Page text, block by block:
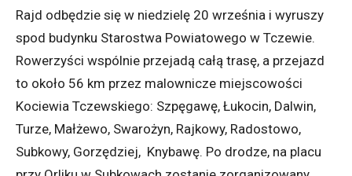
Rajd odbędzie się w niedzielę 20 września i wyruszy
spod budynku Starostwa Powiatowego w Tczewie.
Rowerzyści wspólnie przejadą całą trasę, a przejazd
to około 56 km przez malownicze miejscowości
Kociewia Tczewskiego: Szpęgawę, Łukocin, Dalwin,
Turze, Małżewo, Swarożyn, Rajkowy, Radostowo,
Subkowy, Gorzędziej, Knybawę. Po drodze, na placu